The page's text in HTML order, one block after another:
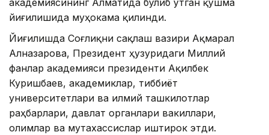
академиясининг Алматида бўлиб ўтган қўшма
йиғилишида муҳокама қилинди.
Йиғилишда Соғлиқни сақлаш вазири Ақмарал
Алназарова, Президент ҳузуридаги Миллий
фанлар академияси президенти Ақилбек
Куришбаев, академиклар, тиббиёт
университетлари ва илмий ташкилотлар
раҳбарлари, давлат органлари вакиллари,
олимлар ва мутахассислар иштирок этди.